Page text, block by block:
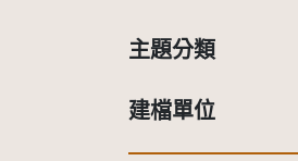
主題分類
建檔單位